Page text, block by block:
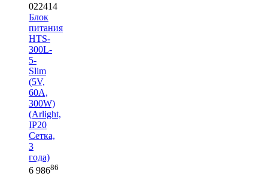
022414
Блок
питания
HTS-
300L-
5-
Slim
(5V,
60A,
300W)
(Arlight,
IP20
Сетка,
3
года)
6 98686